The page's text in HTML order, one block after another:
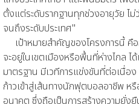
ตั้งแต่ระดับรากฐานทุกช่วงอายุวัย ไม่
จนถึงระดับประเทศ"
เป้าหมายสำคัญของโครงการนี้ คือ
จะอยู่ในเขตเมืองหรือพื้นที่ห่างไกล
มาตรฐาน มีเวทีการแข่งขันที่ต่อเนื่อ
ก้าวเข้าสู่เส้นทางนักฟุตบอลอาชีพ ห
อนาคต ซึ่งถือเป็นการสร้างความยั่ง